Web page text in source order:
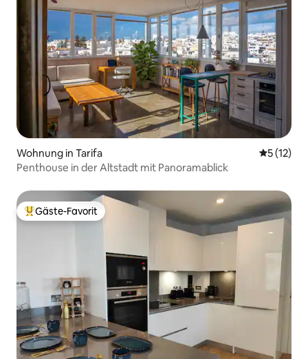
Wohnung in Tarifa
5 (12)
Penthouse in der Altstadt mit Panoramablick
Beliebter Gäste-Favorit.
Gäste-Favorit